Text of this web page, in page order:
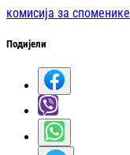
комисија за споменике
Подијели